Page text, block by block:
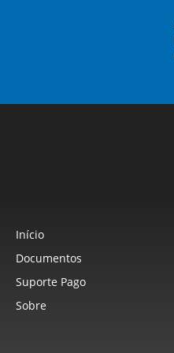
Início
Documentos
Suporte Pago
Sobre